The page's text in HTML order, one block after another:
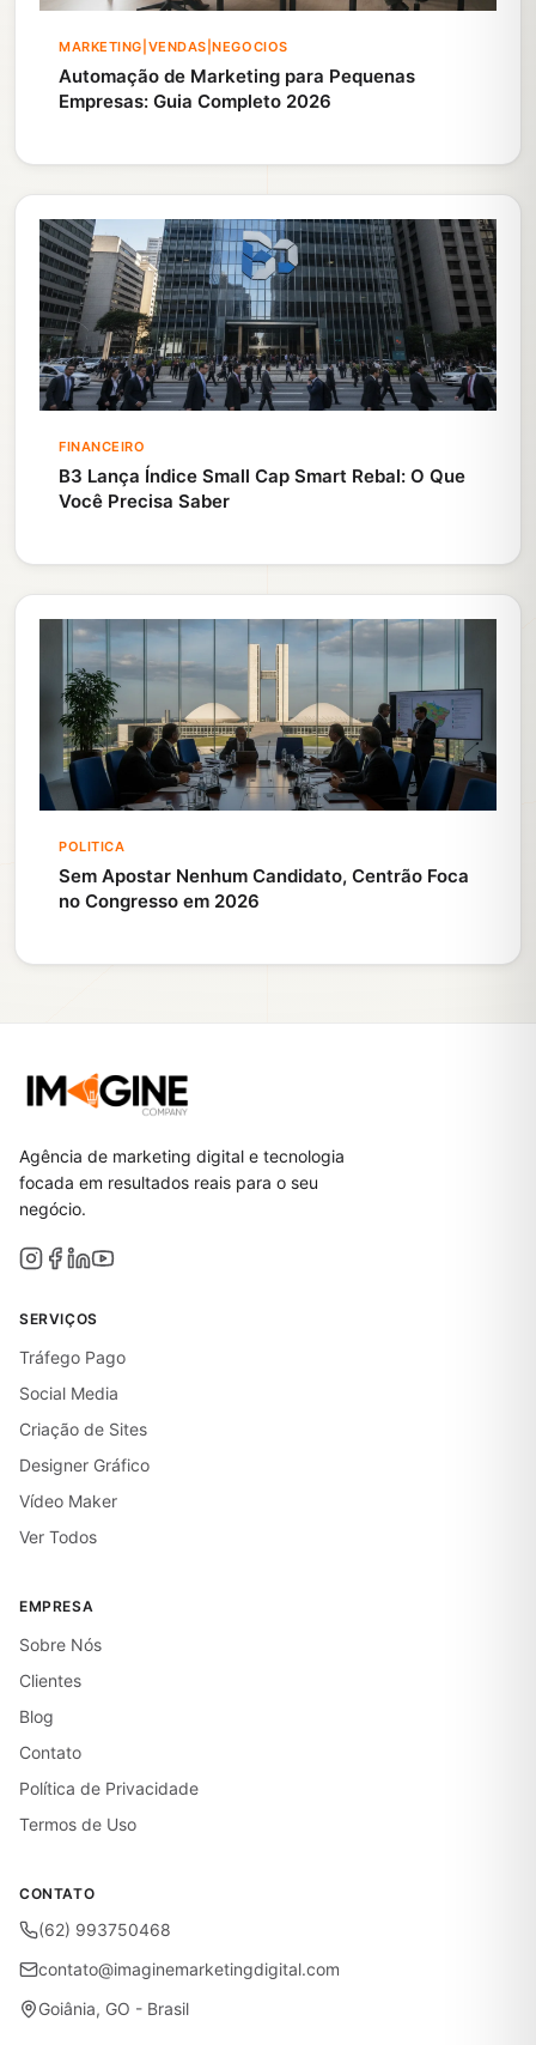
MARKETING|VENDAS|NEGOCIOS
Automação de Marketing para Pequenas
Empresas: Guia Completo 2026
FINANCEIRO
B3 Lança Índice Small Cap Smart Rebal: O Que
Você Precisa Saber
POLITICA
Sem Apostar Nenhum Candidato, Centrão Foca
no Congresso em 2026
Agência de marketing digital e tecnologia
focada em resultados reais para o seu
negócio.
SERVIÇOS
Tráfego Pago
Social Media
Criação de Sites
Designer Gráfico
Vídeo Maker
Ver Todos
EMPRESA
Sobre Nós
Clientes
Blog
Contato
Política de Privacidade
Termos de Uso
CONTATO
(62) 993750468
contato@imaginemarketingdigital.com
Goiânia, GO - Brasil